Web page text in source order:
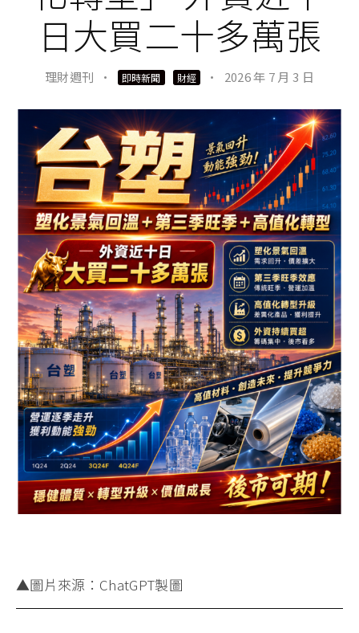
日大買二十多萬張
理財週刊 · 即時新聞 財經 · 2026 年 7 月 3 日
▲圖片來源：ChatGPT製圖